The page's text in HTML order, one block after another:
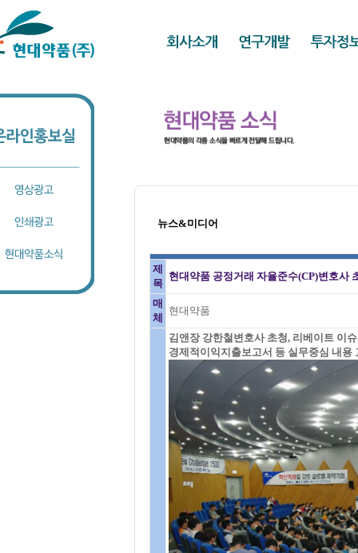
뉴스&미디어
제
목
현대약품 공정거래 자율준수(CP)변호사
매
체
현대약품
김앤장 강한철변호사 초청, 리베이트 이
경제적이익지출보고서 등 실무중심 내용